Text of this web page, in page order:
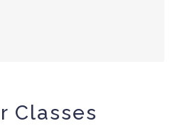
Classes